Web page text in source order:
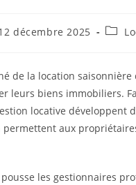
décembre 2025
de la location
leurs biens immobiliers.
locative développent
permettent aux
pousse les gestionnaires